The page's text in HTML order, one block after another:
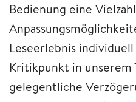
Bedienung eine
Leseerlebnis
Kritikpunkt in unserem
gelegentliche